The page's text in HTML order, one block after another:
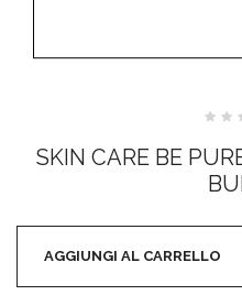
su
5
SKIN CARE BE
AGGIUNGI AL CARRELLO